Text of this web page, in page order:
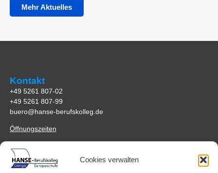
Cookies verwalten
Mehr Aktuelles
Kontakt
+49 5261 807-02
+49 5261 807-99
buero@hanse-berufskolleg.de
Öffnungszeiten
Anfahrt
HANSE-Berufskolleg Lemgo